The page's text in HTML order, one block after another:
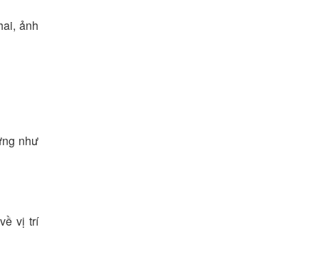
ảnh
như
vị trí